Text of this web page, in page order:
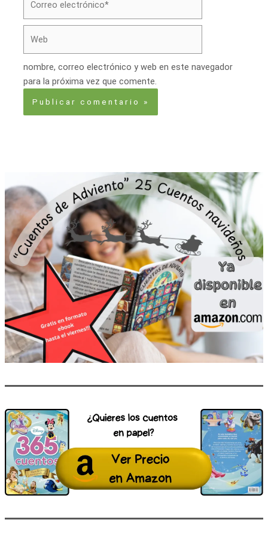
nombre, correo electrónico y web en este navegador
para la próxima vez que comente.